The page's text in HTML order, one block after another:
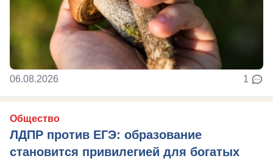
06.08.2026 1
Общество
ЛДПР против ЕГЭ: образование
становится привилегией для богатых